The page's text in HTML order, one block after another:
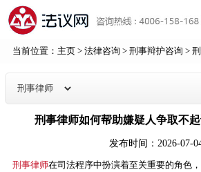
当前位置： 主页> 法律咨询 > 刑事辩护咨询 >
刑事律师如何帮助嫌疑人争取不
发布时间：2026-07-
刑事律师在司法程序中扮演着至关重要的角色